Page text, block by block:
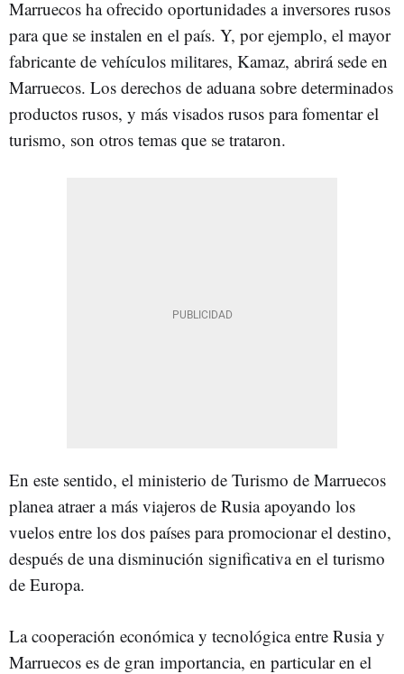
Marruecos ha ofrecido oportunidades a inversores rusos
para que se instalen en el país. Y, por ejemplo, el mayor
fabricante de vehículos militares, Kamaz, abrirá sede en
Marruecos. Los derechos de aduana sobre determinados
productos rusos, y más visados rusos para fomentar el
turismo, son otros temas que se trataron.
En este sentido, el ministerio de Turismo de Marruecos
planea atraer a más viajeros de Rusia apoyando los
vuelos entre los dos países para promocionar el destino,
después de una disminución significativa en el turismo
de Europa.
La cooperación económica y tecnológica entre Rusia y
Marruecos es de gran importancia, en particular en el